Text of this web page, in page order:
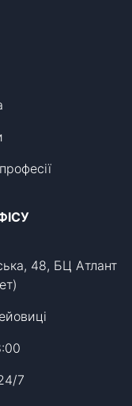
48, БЦ Атлант
7